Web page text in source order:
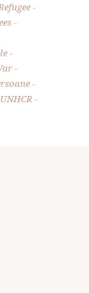
UNHCR